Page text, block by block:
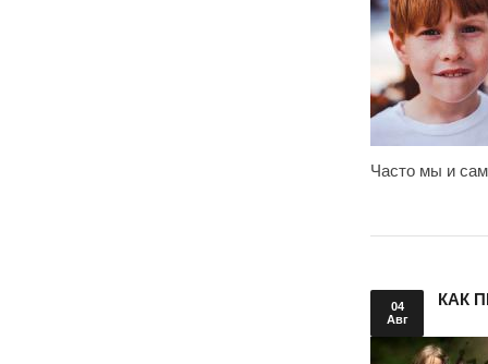
Часто мы и
04
Авг
КАК